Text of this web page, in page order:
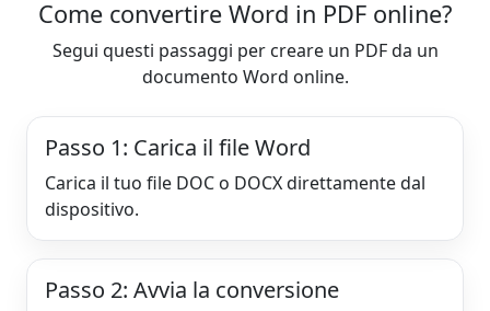
Come convertire Word in PDF online?
Segui questi passaggi per creare un PDF da un
documento Word online.
Passo 1: Carica il file Word
Carica il tuo file DOC o DOCX direttamente dal
dispositivo.
Passo 2: Avvia la conversione